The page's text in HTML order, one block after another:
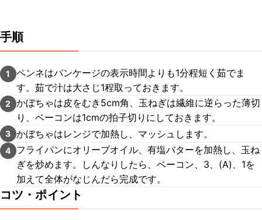
手順
1
ペンネはパンケージの表示時間よりも1分程短く茹でま
す。茹で汁は大さじ1程取っておきます。
2
かぼちゃは皮をむき5cm角、玉ねぎは繊維に逆らった薄切
り、ベーコンは1cmの拍子切りにしておきます。
3 かぼちゃはレンジで加熱し、マッシュします。
4
フライパンにオリーブオイル、有塩バターを加熱し、玉ね
ぎを炒めます。しんなりしたら、ベーコン、3、(A)、1を
加えて全体がなじんだら完成です。
コツ・ポイント